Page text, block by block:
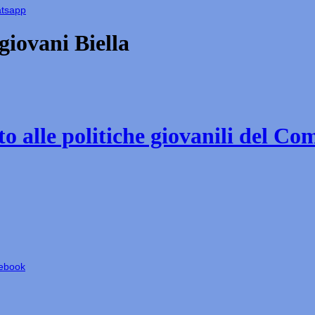
Biella
alle politiche giovanili del